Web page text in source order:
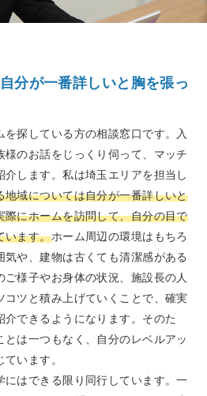
分が一番詳しいと胸を張っ
を探している方の相談窓口です。入
様のお話をじっくり伺って、マッチ
します。私は埼玉エリアを担当し
地域については自分が一番詳しいと
際にホームを訪問して、自分の目で
います。ホーム周辺の環境はもちろ
や、建物は古くても清潔感がある
様子やお身体の状況、施設長の人
ツと積み上げていくことで、確実
介できるようになります。そのた
は一つもなく、自分のレベルアッ
います。
にはできる限り同行しています。一